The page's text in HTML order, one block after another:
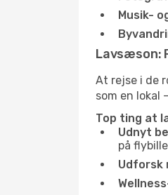
Musik-
Lavsæson:
At rejse i de
som en lokal
Top ting at
Udnyt
på
Udforsk